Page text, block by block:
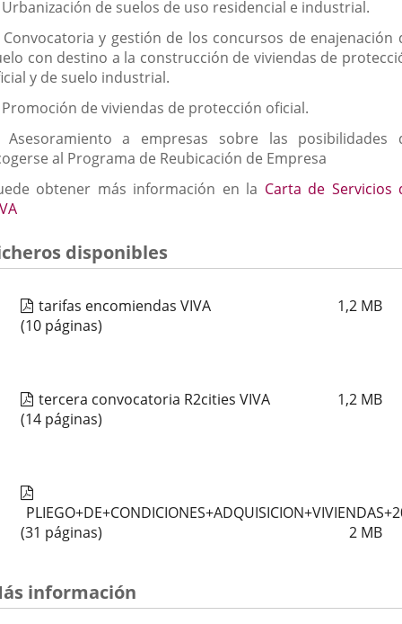
de suelos de uso residencial e industrial.
Convocatoria y gestión de los concursos de enajenación
con destino a la construcción de viviendas de
y de suelo industrial.
de viviendas de protección oficial.
Asesoramiento a empresas sobre las posibilidades
al Programa de Reubicación de Empresa
obtener más información en la Carta de Servicios
disponibles
tarifas encomiendas VIVA 1,2 MB
(10 páginas)
tercera convocatoria R2cities VIVA 1,2 MB
(14 páginas)
2 MB
(31 páginas)
información